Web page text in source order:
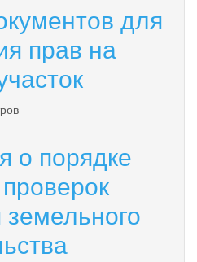
для
прав на
о порядке